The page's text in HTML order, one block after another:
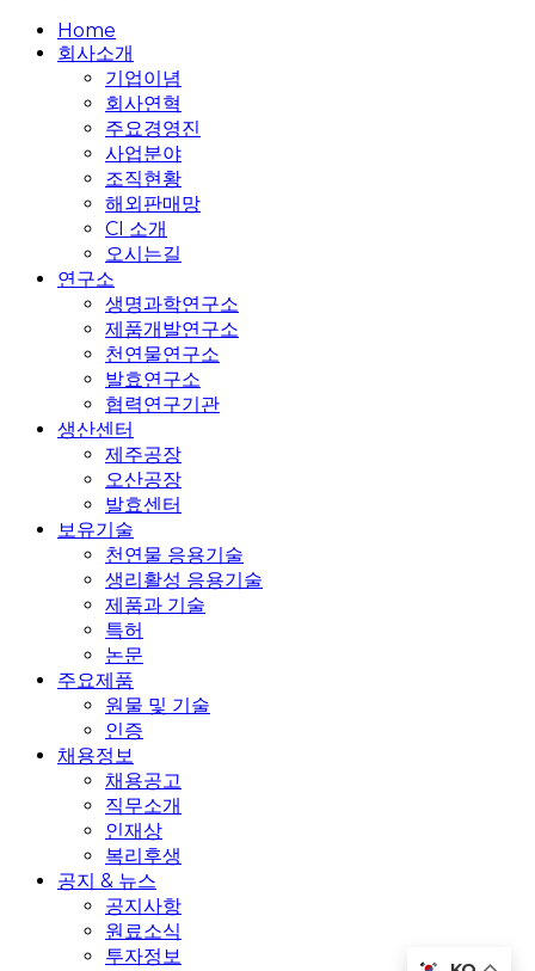
Close
Menu
Home
회사소개
기업이념
회사연혁
주요경영진
사업분야
조직현황
해외판매망
CI 소개
오시는길
연구소
생명과학연구소
제품개발연구소
천연물연구소
발효연구소
협력연구기관
생산센터
제주공장
오산공장
발효센터
보유기술
천연물 응용기술
생리활성 응용기술
제품과 기술
특허
논문
주요제품
원물 및 기술
인증
채용정보
채용공고
직무소개
인재상
복리후생
공지 & 뉴스
공지사항
원료소식
투자정보